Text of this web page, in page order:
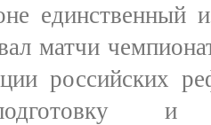
единственный
матчи
российских
и